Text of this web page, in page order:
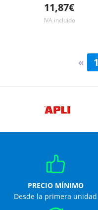
11,87€
IVA incluido
« 1
PRECIO MÍNIMO
Desde la primera unidad